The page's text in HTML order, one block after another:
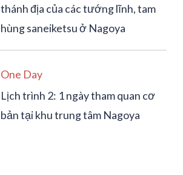
thánh địa của các tướng lĩnh, tam
hùng saneiketsu ở Nagoya
One Day
Lịch trình 2: 1 ngày tham quan cơ
bản tại khu trung tâm Nagoya